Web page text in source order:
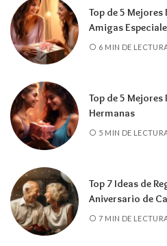
Top de 5
Amigas
6 MIN DE
Top de 5 Mejores
Hermanas
5 MIN DE
Top 7 Ideas de
Aniversario de
7 MIN DE